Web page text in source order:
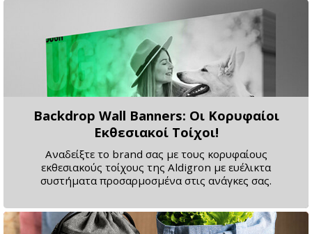
Backdrop Wall Banners: Οι Κορυφαίοι
Εκθεσιακοί Τοίχοι!
Αναδείξτε το brand σας με τους κορυφαίους
εκθεσιακούς τοίχους της Aldigron με ευέλικτα
συστήματα προσαρμοσμένα στις ανάγκες σας.